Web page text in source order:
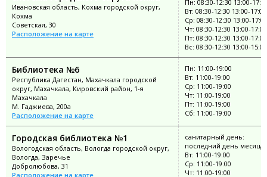
Ивановская область, Кохма городской округ,
Кохма
Советская, 30
Расположение на карте
Пн: 08:30-12:30 13:00-
Вт: 08:30-12:30 13:00-17:00
Ср: 08:30-12:30 13:00-17:00
Чт: 08:30-12:30 13:00-17:00
Пт: 08:30-12:30 13:00-17:00
Вс: 08:30-12:30 13:00-15:00
Библиотека №6
Республика Дагестан, Махачкала городской
округ, Махачкала, Кировский район, 1-я
Махачкала
М. Гаджиева, 200а
Расположение на карте
Пн: 11:00-19:00
Вт: 11:00-19:00
Ср: 11:00-19:00
Чт: 11:00-19:00
Пт: 11:00-19:00
Сб: 11:00-19:00
Городская библиотека №1
Вологодская область, Вологда городской округ,
Вологда, Заречье
Добролюбова, 31
Расположение на карте
санитарный день:
последний день месяца
Вт: 11:00-19:00
Ср: 11:00-19:00
Чт: 11:00-19:00